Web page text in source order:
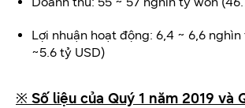
Lợi nhuận hoạt động: 6,4 ~ 6,6
~5.6 tỷ USD)
※ Số liệu của Quý 1 năm 2019 và